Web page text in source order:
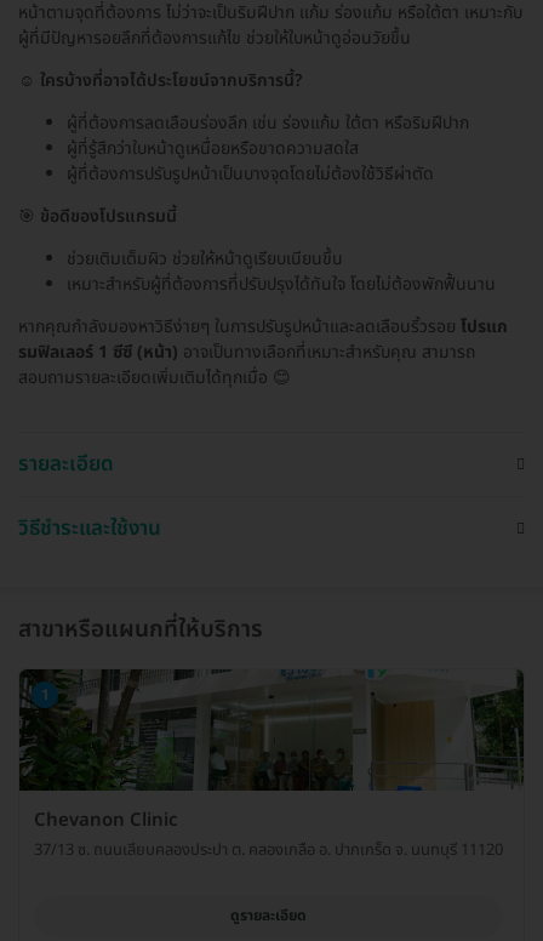
หน้าตามจุดที่ต้องการ ไม่ว่าจะเป็นริมฝีปาก แก้ม ร่องแก้ม หรือใต้ตา เหมาะกับ
ผู้ที่มีปัญหารอยลึกที่ต้องการแก้ไข ช่วยให้ใบหน้าดูอ่อนวัยขึ้น
☺️ ใครบ้างที่อาจได้ประโยชน์จากบริการนี้?
ผู้ที่ต้องการลดเลือนร่องลึก เช่น ร่องแก้ม ใต้ตา หรือริมฝีปาก
ผู้ที่รู้สึกว่าใบหน้าดูเหนื่อยหรือขาดความสดใส
ผู้ที่ต้องการปรับรูปหน้าเป็นบางจุดโดยไม่ต้องใช้วิธีผ่าตัด
🎯 ข้อดีของโปรแกรมนี้
ช่วยเติมเต็มผิว ช่วยให้หน้าดูเรียบเนียนขึ้น
เหมาะสำหรับผู้ที่ต้องการที่ปรับปรุงได้ทันใจ โดยไม่ต้องพักฟื้นนาน
หากคุณกำลังมองหาวิธีง่ายๆ ในการปรับรูปหน้าและลดเลือนริ้วรอย โปรแก
รมฟิลเลอร์ 1 ซีซี (หน้า) อาจเป็นทางเลือกที่เหมาะสำหรับคุณ สามารถ
สอบถามรายละเอียดเพิ่มเติมได้ทุกเมื่อ 😊
รายละเอียด
วิธีชำระและใช้งาน
สาขาหรือแผนกที่ให้บริการ
1
Chevanon Clinic
37/13 ซ. ถนนเลียบคลองประปา ต. คลองเกลือ อ. ปากเกร็ด จ. นนทบุรี 11120
ดูรายละเอียด